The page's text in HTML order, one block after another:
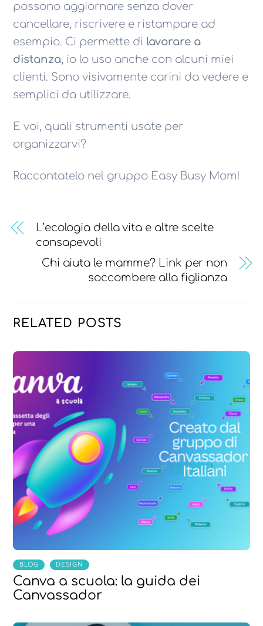
possono aggiornare senza dover
cancellare, riscrivere e ristampare ad
esempio. Ci permette di lavorare a
distanza, io lo uso anche con alcuni miei
clienti. Sono visivamente carini da vedere e
semplici da utilizzare.
E voi, quali strumenti usate per
organizzarvi?
Raccontatelo nel gruppo Easy Busy Mom!
L’ecologia della vita e altre scelte
consapevoli
Chi aiuta le mamme? Link per non
soccombere alla figlianza
RELATED POSTS
BLOG DESIGN
Canva a scuola: la guida dei
Canvassador